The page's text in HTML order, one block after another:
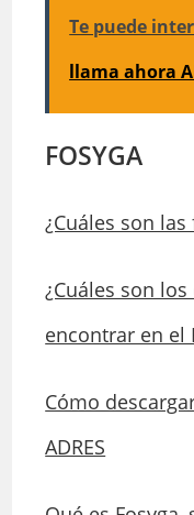
Te puede
llama ahora
FOSYGA
¿Cuáles son las
¿Cuáles son
encontrar en el
Cómo
ADRES